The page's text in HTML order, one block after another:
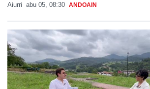
Aiurri abu 05, 08:30 ANDOAIN